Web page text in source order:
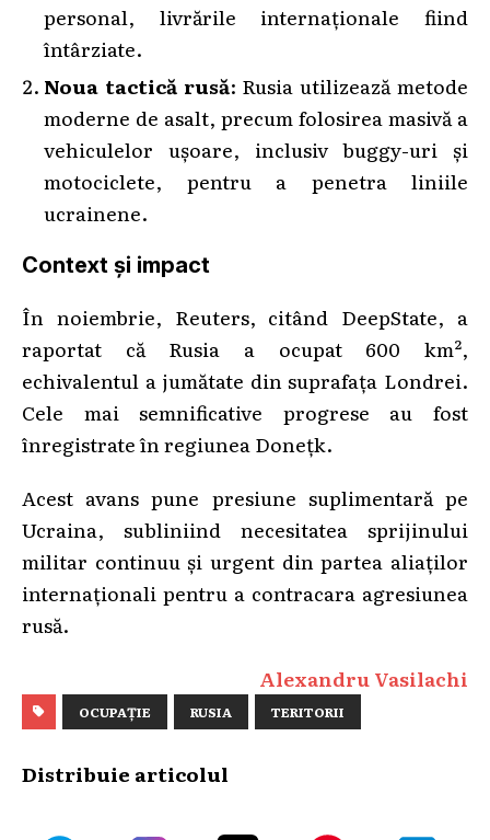
personal, livrările internaționale fiind
întârziate.
Noua tactică rusă: Rusia utilizează metode
moderne de asalt, precum folosirea masivă a
vehiculelor ușoare, inclusiv buggy-uri și
motociclete, pentru a penetra liniile
ucrainene.
Context și impact
În noiembrie, Reuters, citând DeepState, a
raportat că Rusia a ocupat 600 km²,
echivalentul a jumătate din suprafața Londrei.
Cele mai semnificative progrese au fost
înregistrate în regiunea Donețk.
Acest avans pune presiune suplimentară pe
Ucraina, subliniind necesitatea sprijinului
militar continuu și urgent din partea aliaților
internaționali pentru a contracara agresiunea
rusă.
Alexandru Vasilachi
OCUPAȚIE RUSIA TERITORII
Distribuie articolul